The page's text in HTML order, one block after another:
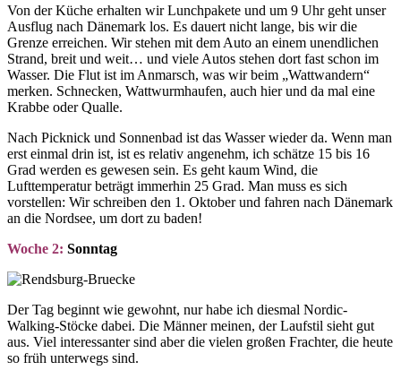
Von der Küche erhalten wir Lunchpakete und um 9 Uhr geht unser
Ausflug nach Dänemark los. Es dauert nicht lange, bis wir die
Grenze erreichen. Wir stehen mit dem Auto an einem unendlichen
Strand, breit und weit… und viele Autos stehen dort fast schon im
Wasser. Die Flut ist im Anmarsch, was wir beim „Wattwandern“
merken. Schnecken, Wattwurmhaufen, auch hier und da mal eine
Krabbe oder Qualle.
Nach Picknick und Sonnenbad ist das Wasser wieder da. Wenn man
erst einmal drin ist, ist es relativ angenehm, ich schätze 15 bis 16
Grad werden es gewesen sein. Es geht kaum Wind, die
Lufttemperatur beträgt immerhin 25 Grad. Man muss es sich
vorstellen: Wir schreiben den 1. Oktober und fahren nach Dänemark
an die Nordsee, um dort zu baden!
Woche 2: Sonntag
Der Tag beginnt wie gewohnt, nur habe ich diesmal Nordic-
Walking-Stöcke dabei. Die Männer meinen, der Laufstil sieht gut
aus. Viel interessanter sind aber die vielen großen Frachter, die heute
so früh unterwegs sind.